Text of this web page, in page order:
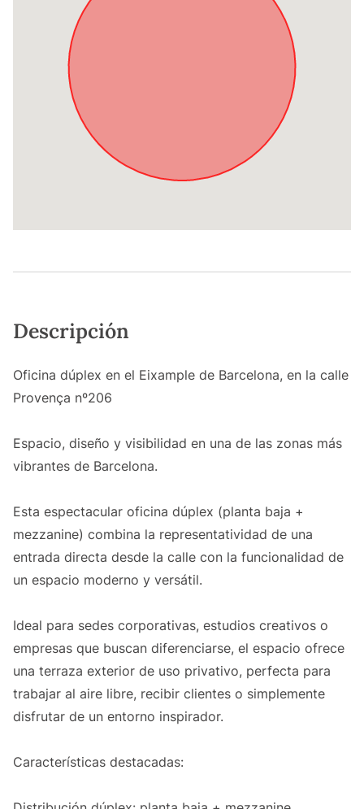
Descripción
Oficina dúplex en el Eixample de Barcelona, en la calle
Provença nº206
Espacio, diseño y visibilidad en una de las zonas más
vibrantes de Barcelona.
Esta espectacular oficina dúplex (planta baja +
mezzanine) combina la representatividad de una
entrada directa desde la calle con la funcionalidad de
un espacio moderno y versátil.
Ideal para sedes corporativas, estudios creativos o
empresas que buscan diferenciarse, el espacio ofrece
una terraza exterior de uso privativo, perfecta para
trabajar al aire libre, recibir clientes o simplemente
disfrutar de un entorno inspirador.
Características destacadas: